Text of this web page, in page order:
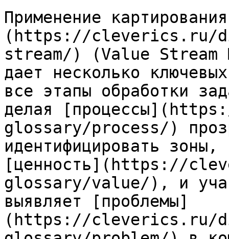
Применение
(https://cleverics.ru/
stream/) (Value Stream
дает несколько
все этапы обработки
делая
glossary/process/)
идентифицировать зоны,
[ценность](https://
glossary/value/), и
выявляет [проблемы]
(https://cleverics.ru/